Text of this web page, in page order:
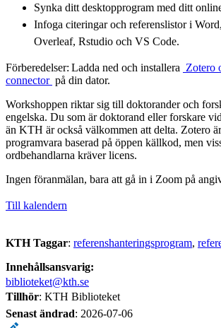
Synka ditt desktopprogram med ditt
Infoga citeringar och referenslistor i
Overleaf, Rstudio och VS Code.
Förberedelser: Ladda ned och installera
Zotero
connector ​ på din dator.
Workshoppen riktar sig till doktorander och
engelska. Du som är doktorand eller forskare
än KTH är också välkommen att delta. Zotero
programvara baserad på öppen källkod, men
ordbehandlarna kräver licens.
Ingen föranmälan, bara att gå in i Zoom på
Till kalendern
KTH Taggar: referenshanteringsprogram
Innehållsansvarig:
biblioteket@kth.se
Tillhör: KTH Biblioteket
Senast ändrad: 2026-07-06